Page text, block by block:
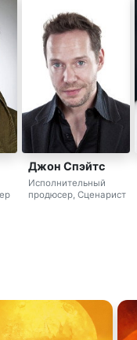
Джон Спэйтс
Исполнительный
продюсер, Сценарист